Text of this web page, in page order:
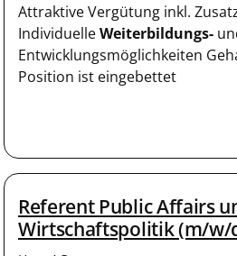
Attraktive Vergütung inkl.
IndividuelleWeiterbildungs-
Entwicklungsmöglichkeiten
Position ist eingebettet
Referent Public Affairs
Wirtschaftspolitik (m/w/